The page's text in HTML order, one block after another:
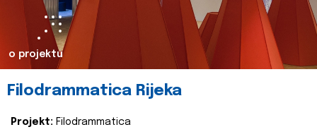
o projektu
Filodrammatica Rijeka
Projekt: Filodrammatica